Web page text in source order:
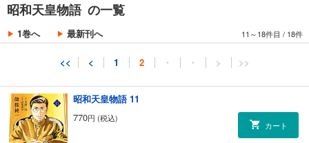
昭和天皇物語 の一覧
1巻へ 最新刊へ 11～18件目 / 18件
<< < 1 2 ・ ・ > >>
781
円 (税込)
昭和天皇物語 11
770円 (税込)
カート